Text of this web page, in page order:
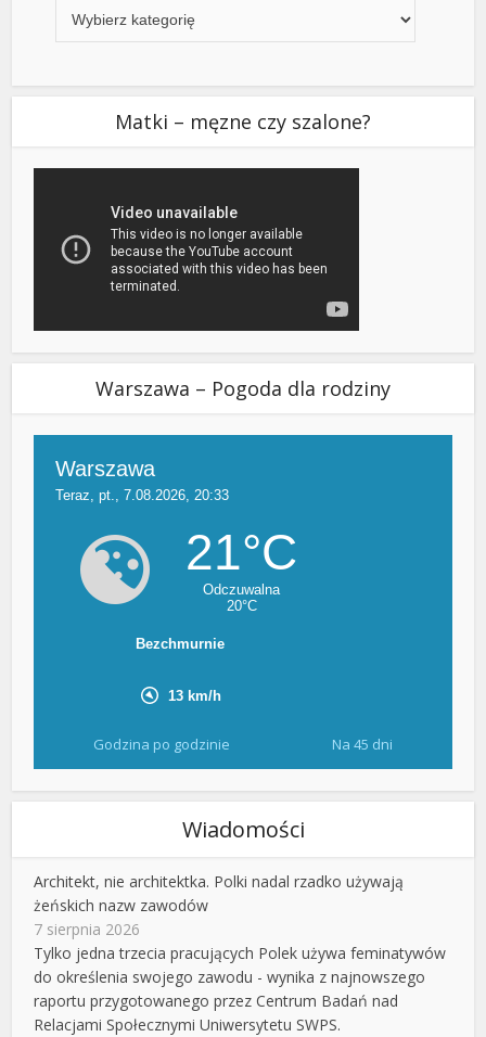
Matki – męzne czy szalone?
Warszawa – Pogoda dla rodziny
Godzina po godzinie Na 45 dni
Wiadomości
Architekt, nie architektka. Polki nadal rzadko używają
żeńskich nazw zawodów
7 sierpnia 2026
Tylko jedna trzecia pracujących Polek używa feminatywów
do określenia swojego zawodu - wynika z najnowszego
raportu przygotowanego przez Centrum Badań nad
Relacjami Społecznymi Uniwersytetu SWPS.